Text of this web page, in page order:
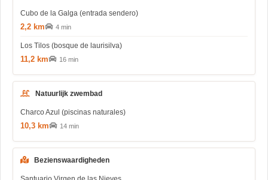
Cubo de la Galga (entrada sendero)
2,2 km 4 min
Los Tilos (bosque de laurisilva)
11,2 km 16 min
Natuurlijk zwembad
Charco Azul (piscinas naturales)
10,3 km 14 min
Bezienswaardigheden